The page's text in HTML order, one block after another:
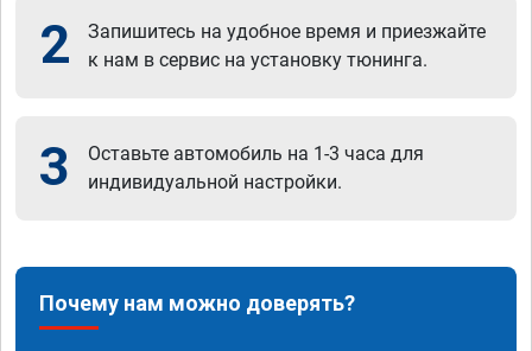
2
Запишитесь на удобное время и приезжайте
к нам в сервис на установку тюнинга.
3
Оставьте автомобиль на 1-3 часа для
индивидуальной настройки.
Почему нам можно доверять?